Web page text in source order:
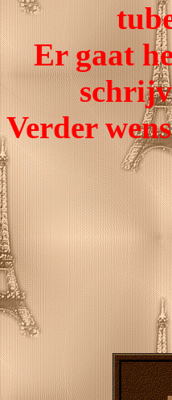
Er gaat
Verder